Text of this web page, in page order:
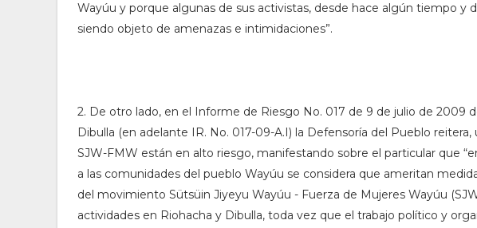
Wayúu y porque algunas de sus activistas, desde hace algún tiempo y
siendo objeto de amenazas e intimidaciones”.
2. De otro lado, en el Informe de Riesgo No. 017 de 9 de julio de 2009
Dibulla (en adelante IR. No. 017-09-A.I) la Defensoría del Pueblo reitera,
SJW-FMW están en alto riesgo, manifestando sobre el particular que
a las comunidades del pueblo Wayúu se considera que ameritan
del movimiento Sütsüin Jiyeyu Wayúu - Fuerza de Mujeres Wayúu
actividades en Riohacha y Dibulla, toda vez que el trabajo político y